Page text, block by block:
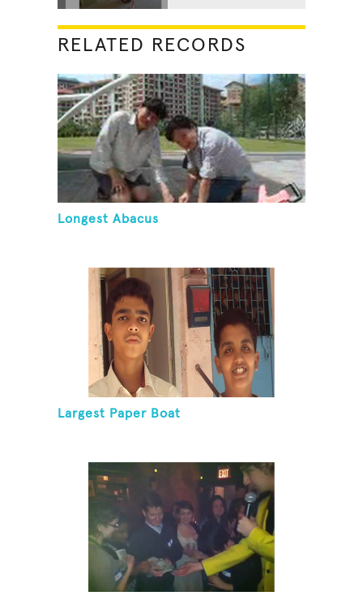
RELATED RECORDS
Longest Abacus
Largest Paper Boat